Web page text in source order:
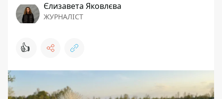
Єлизавета Яковлєва
ЖУРНАЛІСТ
👍